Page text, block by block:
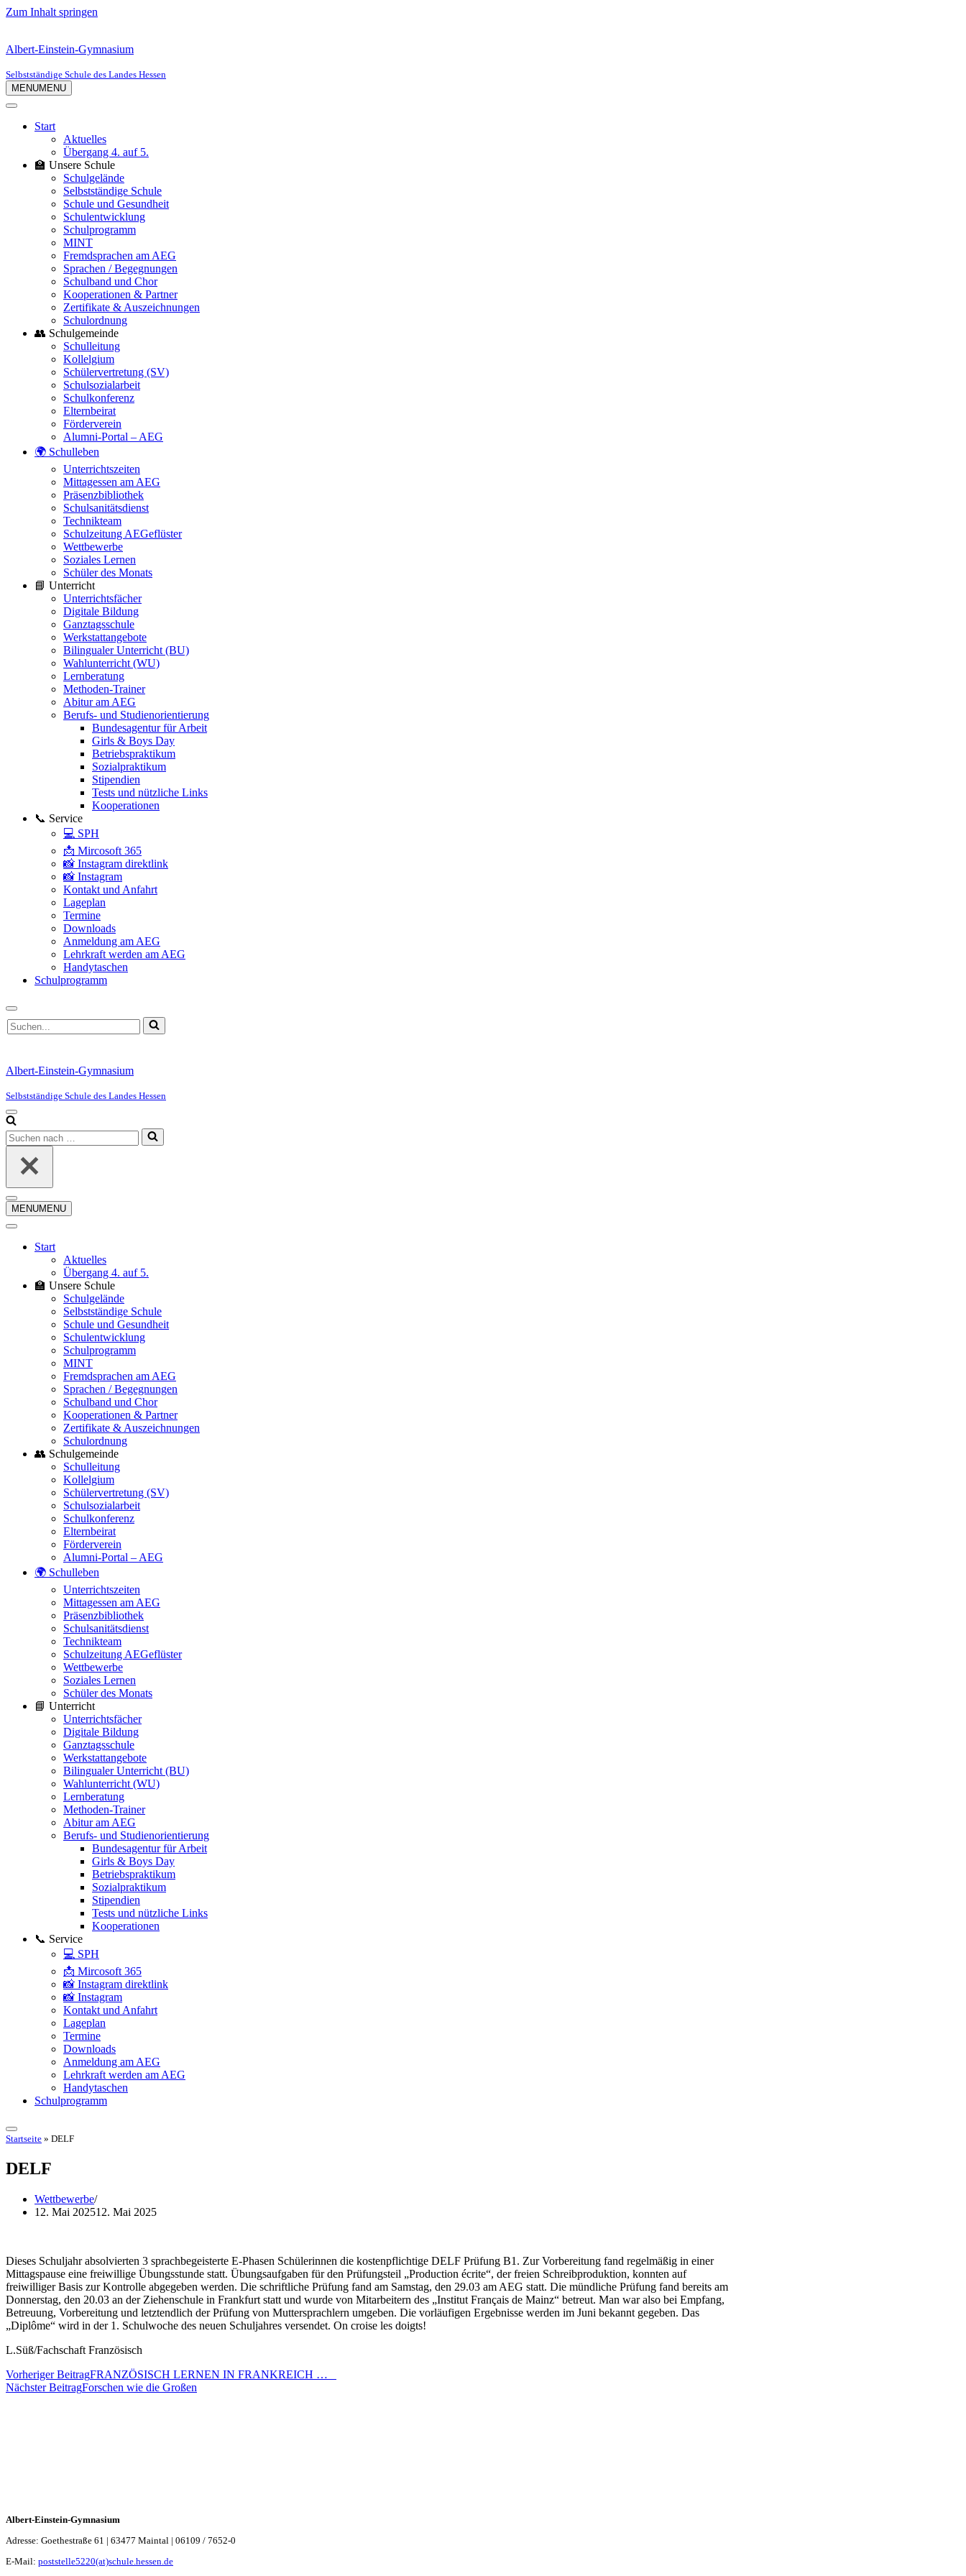
Zum Inhalt springen
Albert-Einstein-Gymnasium
Selbstständige Schule des Landes Hessen
MENUMENU
Start
Aktuelles
Übergang 4. auf 5.
🏫 Unsere Schule
Schulgelände
Selbstständige Schule
Schule und Gesundheit
Schulentwicklung
Schulprogramm
MINT
Fremdsprachen am AEG
Sprachen / Begegnungen
Schulband und Chor
Kooperationen & Partner
Zertifikate & Auszeichnungen
Schulordnung
👥 Schulgemeinde
Schulleitung
Kollelgium
Schülervertretung (SV)
Schulsozialarbeit
Schulkonferenz
Elternbeirat
Förderverein
Alumni-Portal – AEG
🌍 Schulleben
Unterrichtszeiten
Mittagessen am AEG
Präsenzbibliothek
Schulsanitätsdienst
Technikteam
Schulzeitung AEGeflüster
Wettbewerbe
Soziales Lernen
Schüler des Monats
📘 Unterricht
Unterrichtsfächer
Digitale Bildung
Ganztagsschule
Werkstattangebote
Bilingualer Unterricht (BU)
Wahlunterricht (WU)
Lernberatung
Methoden-Trainer
Abitur am AEG
Berufs- und Studienorientierung
Bundesagentur für Arbeit
Girls & Boys Day
Betriebspraktikum
Sozialpraktikum
Stipendien
Tests und nützliche Links
Kooperationen
📞 Service
💻 SPH
📩 Mircosoft 365
📸 Instagram direktlink
📸 Instagram
Kontakt und Anfahrt
Lageplan
Termine
Downloads
Anmeldung am AEG
Lehrkraft werden am AEG
Handytaschen
Schulprogramm
Suchen
nach …
Albert-Einstein-Gymnasium
Selbstständige Schule des Landes Hessen
Navigationsmenü
Suchen
nach …
Navigationsmenü
MENUMENU
Start
Aktuelles
Übergang 4. auf 5.
🏫 Unsere Schule
Schulgelände
Selbstständige Schule
Schule und Gesundheit
Schulentwicklung
Schulprogramm
MINT
Fremdsprachen am AEG
Sprachen / Begegnungen
Schulband und Chor
Kooperationen & Partner
Zertifikate & Auszeichnungen
Schulordnung
👥 Schulgemeinde
Schulleitung
Kollelgium
Schülervertretung (SV)
Schulsozialarbeit
Schulkonferenz
Elternbeirat
Förderverein
Alumni-Portal – AEG
🌍 Schulleben
Unterrichtszeiten
Mittagessen am AEG
Präsenzbibliothek
Schulsanitätsdienst
Technikteam
Schulzeitung AEGeflüster
Wettbewerbe
Soziales Lernen
Schüler des Monats
📘 Unterricht
Unterrichtsfächer
Digitale Bildung
Ganztagsschule
Werkstattangebote
Bilingualer Unterricht (BU)
Wahlunterricht (WU)
Lernberatung
Methoden-Trainer
Abitur am AEG
Berufs- und Studienorientierung
Bundesagentur für Arbeit
Girls & Boys Day
Betriebspraktikum
Sozialpraktikum
Stipendien
Tests und nützliche Links
Kooperationen
📞 Service
💻 SPH
📩 Mircosoft 365
📸 Instagram direktlink
📸 Instagram
Kontakt und Anfahrt
Lageplan
Termine
Downloads
Anmeldung am AEG
Lehrkraft werden am AEG
Handytaschen
Schulprogramm
Startseite » DELF
DELF
Wettbewerbe
12. Mai 202512. Mai 2025
Dieses Schuljahr absolvierten 3 sprachbegeisterte E-Phasen Schülerinnen die kostenpflichtige DELF Prüfung B1. Zur Vorbereitung fand regelmäßig in einer
Mittagspause eine freiwillige Übungsstunde statt. Übungsaufgaben für den Prüfungsteil „Production écrite“, der freien Schreibproduktion, konnten auf
freiwilliger Basis zur Kontrolle abgegeben werden. Die schriftliche Prüfung fand am Samstag, den 29.03 am AEG statt. Die mündliche Prüfung fand bereits am
Donnerstag, den 20.03 an der Ziehenschule in Frankfurt statt und wurde von Mitarbeitern des „Institut Français de Mainz“ betreut. Man war also bei Empfang,
Betreuung, Vorbereitung und letztendlich der Prüfung von Muttersprachlern umgeben. Die vorläufigen Ergebnisse werden im Juni bekannt gegeben. Das
„Diplôme“ wird in der 1. Schulwoche des neuen Schuljahres versendet. On croise les doigts!
L.Süß/Fachschaft Französisch
Vorheriger BeitragFRANZÖSISCH LERNEN IN FRANKREICH …
Nächster BeitragForschen wie die Großen
Albert-Einstein-Gymnasium
Adresse: Goethestraße 61 | 63477 Maintal | 06109 / 7652-0
E-Mail: poststelle5220(at)schule.hessen.de